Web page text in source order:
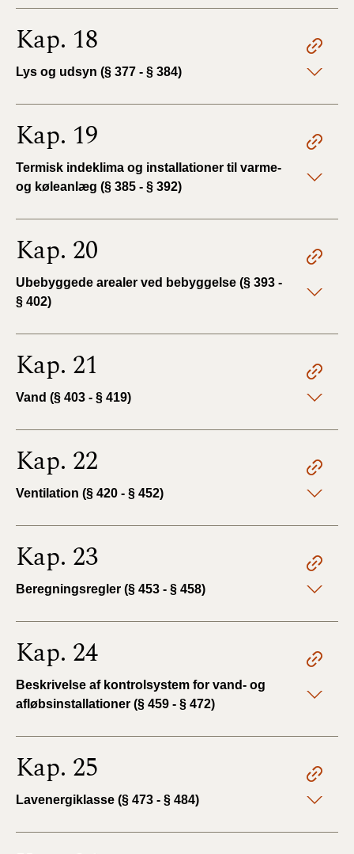
Kap. 18
Lys og udsyn (§ 377 - § 384)
Kap. 19
Termisk indeklima og installationer til varme-
og køleanlæg (§ 385 - § 392)
Kap. 20
Ubebyggede arealer ved bebyggelse (§ 393 -
§ 402)
Kap. 21
Vand (§ 403 - § 419)
Kap. 22
Ventilation (§ 420 - § 452)
Kap. 23
Beregningsregler (§ 453 - § 458)
Kap. 24
Beskrivelse af kontrolsystem for vand- og
afløbsinstallationer (§ 459 - § 472)
Kap. 25
Lavenergiklasse (§ 473 - § 484)